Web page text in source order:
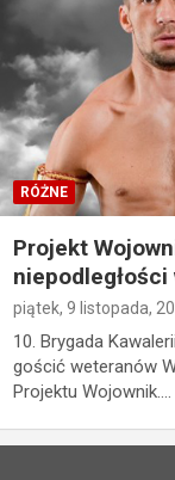
RÓŻNE
Projekt
piątek, 9 listopada,
10. Brygada
gościć weteranów
Projektu Wojownik.…